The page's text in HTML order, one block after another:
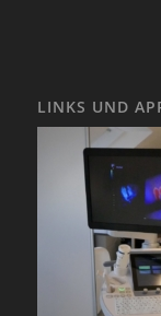
LINKS UND